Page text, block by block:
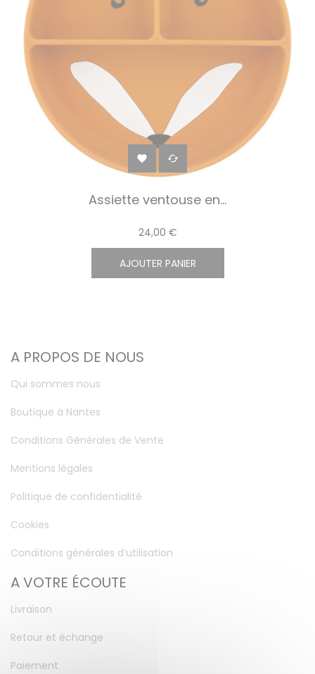
 
Assiette ventouse en...
24,00 €
AJOUTER PANIER
A PROPOS DE NOUS
Qui sommes nous
Boutique à Nantes
Conditions Générales de Vente
Mentions légales
Politique de confidentialité
Cookies
Conditions générales d’utilisation
A VOTRE ÉCOUTE
Livraison
Retour et échange
Paiement